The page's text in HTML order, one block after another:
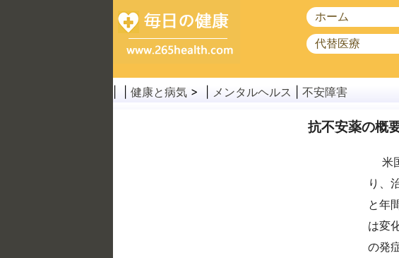
ホーム
代替医療
健康と病気 > | メンタルヘルス 不安障害
抗不安薬の概
米
り、
と年
は変
の発